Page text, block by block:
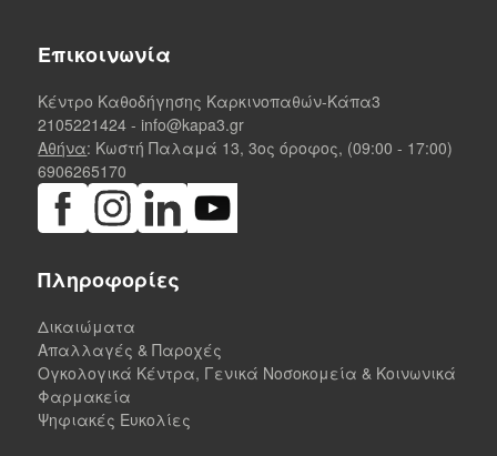
Επικοινωνία
Κέντρο Καθοδήγησης Καρκινοπαθών-Κάπα3
2105221424 - info@kapa3.gr
Αθήνα: Κωστή Παλαμά 13, 3ος όροφος, (09:00 - 17:00)
6906265170
Πληροφορίες
Δικαιώματα
Απαλλαγές & Παροχές
Ογκολογικά Κέντρα, Γενικά Νοσοκομεία & Κοινωνικά
Φαρμακεία
Ψηφιακές Ευκολίες